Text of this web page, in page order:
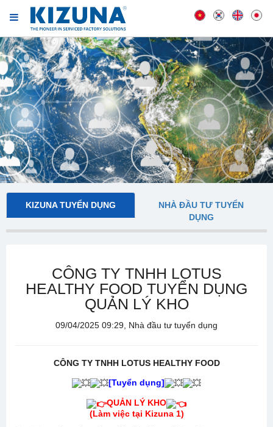
KIZUNA TUYỂN DỤNG
NHÀ ĐẦU TƯ TUYỂN
DỤNG
CÔNG TY TNHH LOTUS
HEALTHY FOOD TUYỂN DỤNG
QUẢN LÝ KHO
09/04/2025 09:29, Nhà đầu tư tuyển dụng
CÔNG TY TNHH LOTUS HEALTHY FOOD
[Tuyển dụng]
QUẢN LÝ KHO
(Làm việc tại Kizuna 1)